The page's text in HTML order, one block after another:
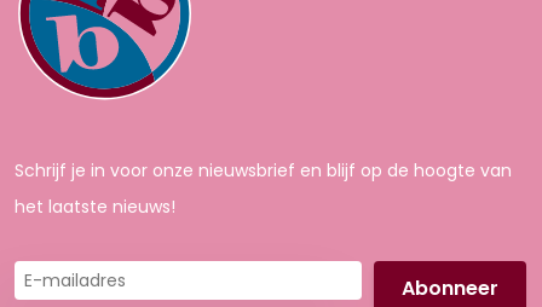
Schrijf je in voor onze nieuwsbrief en blijf op de hoogte van
het laatste nieuws!
E-
mailadres